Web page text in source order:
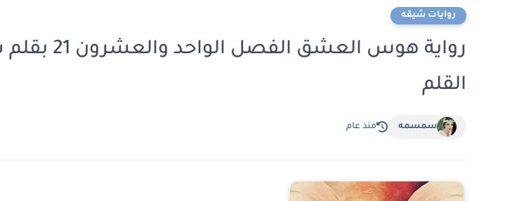
روايات شيقه
رواية هوس العشق
القلم
سمسمه منذ عام